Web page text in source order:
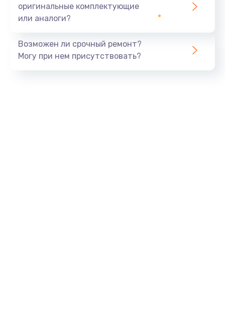
оригинальные комплектующие
или аналоги?
Возможен ли срочный ремонт?
Могу при нем присутствовать?